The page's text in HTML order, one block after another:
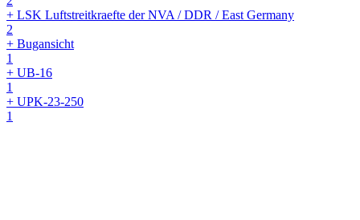
+ LSK Luftstreitkraefte der NVA / DDR / East Germany
2
+ Bugansicht
1
+ UB-16
1
+ UPK-23-250
1